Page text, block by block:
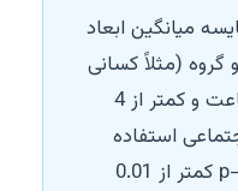
میانگین ابعاد
(مثلاً کسانی
که روزانه بیش از 4 ساعت و کمتر از 4
استفاده
می‌کنند). (مثلاً، p-value کمتر از 0.01